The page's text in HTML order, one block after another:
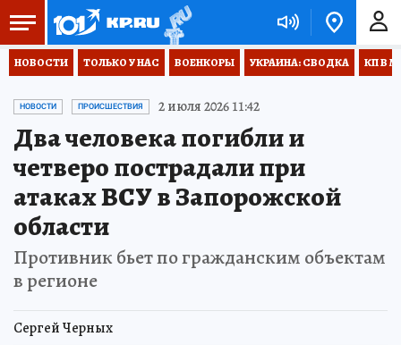
НОВОСТИ ТОЛЬКО У НАС ВОЕНКОРЫ УКРАИНА: СВОДКА КП В
НОВОСТИ ПРОИСШЕСТВИЯ 2 июля 2026 11:42
Два человека погибли и
четверо пострадали при
атаках ВСУ в Запорожской
области
Противник бьет по гражданским объектам
в регионе
Сергей Черных